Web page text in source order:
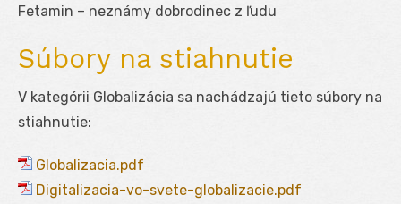
Fetamin – neznámy dobrodinec z ľudu
Súbory na stiahnutie
V kategórii Globalizácia sa nachádzajú tieto súbory na
stiahnutie:
Globalizacia.pdf
Digitalizacia-vo-svete-globalizacie.pdf